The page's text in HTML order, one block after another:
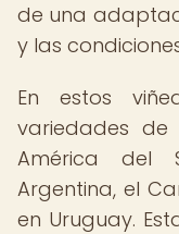
de una
y las
En estos
variedades
América del
Argentina, el
en Uruguay.